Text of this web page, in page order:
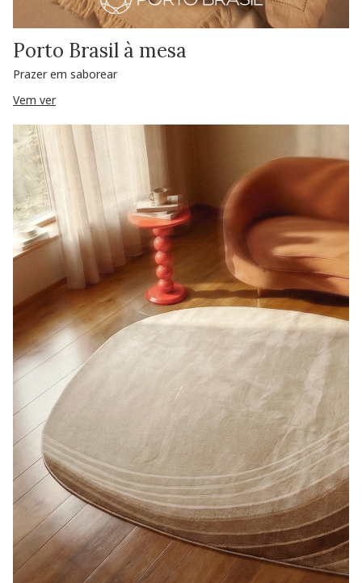
Porto Brasil à mesa
Prazer em saborear
Vem ver